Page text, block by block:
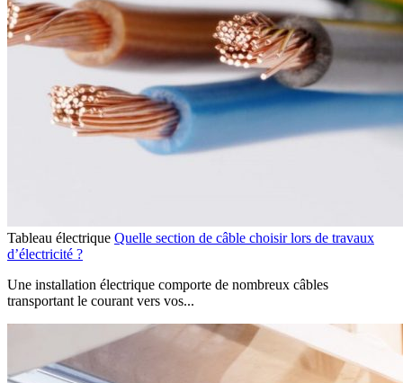
Tableau électrique Quelle section de câble choisir lors de travaux
d’électricité ?
Une installation électrique comporte de nombreux câbles
transportant le courant vers vos...